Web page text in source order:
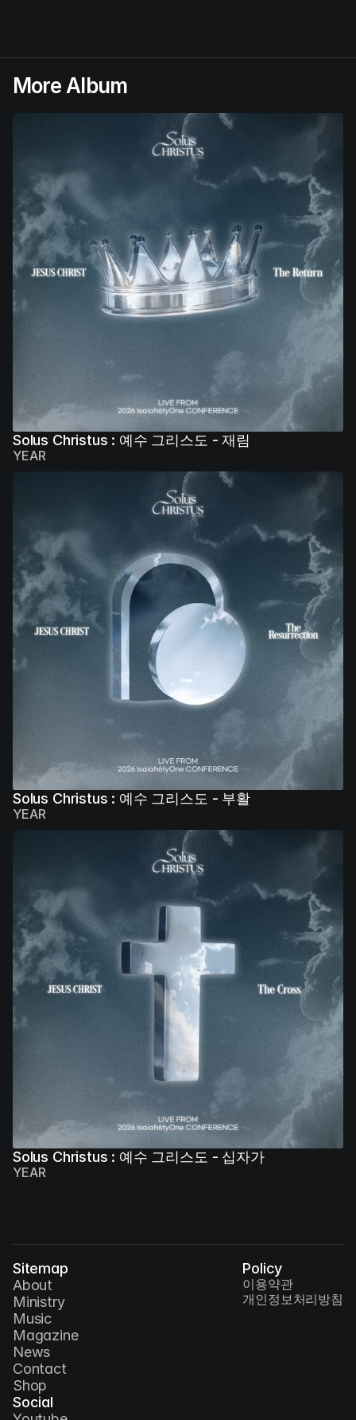
More Album
Solus Christus : 예수 그리스도 - 재림
YEAR
Solus Christus : 예수 그리스도 - 부활
YEAR
Solus Christus : 예수 그리스도 - 십자가
YEAR
Sitemap
About
Ministry
Music
Magazine
News
Contact
Shop
Policy
이용약관
개인정보처리방침
Social